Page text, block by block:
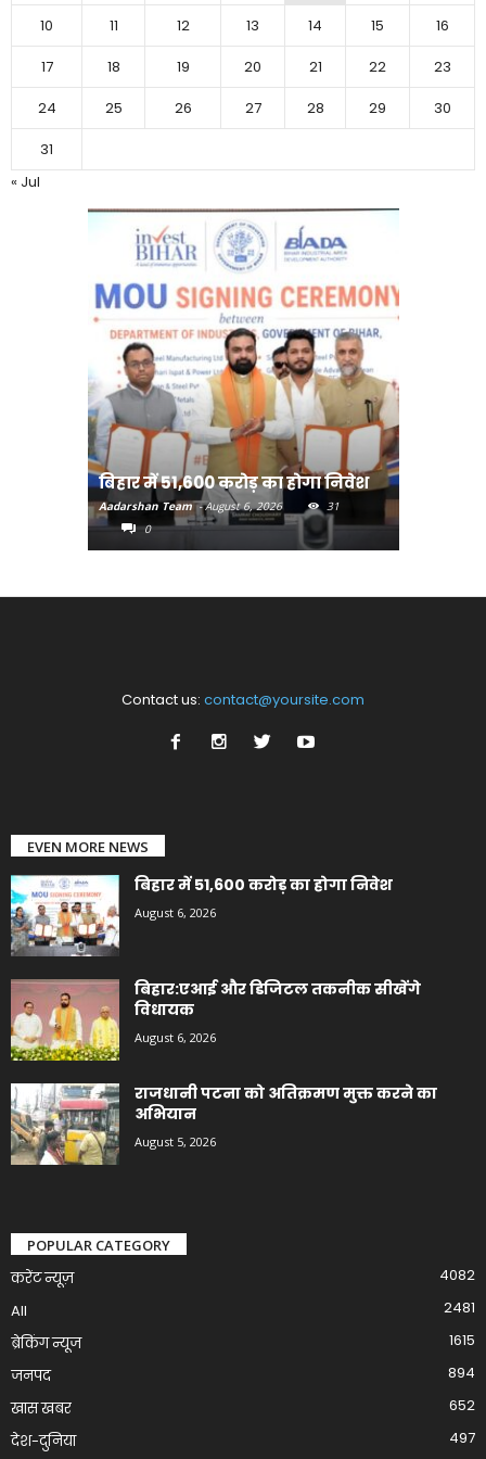
10
11 12 13 14 15
16
17
18 19 20 21 22
23
24
25 26 27 28 29
30
31
« Jul
बिहार में 51,600 करोड़ का होगा निवेश
Aadarshan Team - August 6, 2026
31
0
Contact us: contact@yoursite.com
EVEN MORE NEWS
बिहार में 51,600 करोड़ का होगा निवेश
August 6, 2026
बिहार:एआई और डिजिटल तकनीक सीखेंगे
विधायक
August 6, 2026
राजधानी पटना को अतिक्रमण मुक्त करने का
अभियान
August 5, 2026
POPULAR CATEGORY
करेंट न्यूज़
4082
All
2481
ब्रेकिंग न्यूज
1615
जनपद
894
खास खबर
652
देश-दुनिया
497